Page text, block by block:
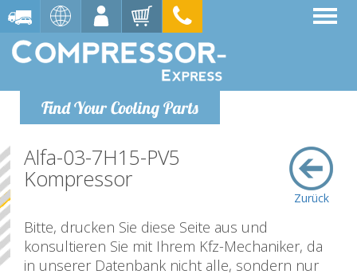
Find Your Cooling Parts
Zurück
Alfa-03-7H15-PV5
Kompressor
Bitte, drucken Sie diese Seite aus und
konsultieren Sie mit Ihrem Kfz-Mechaniker, da
in unserer Datenbank nicht alle, sondern nur